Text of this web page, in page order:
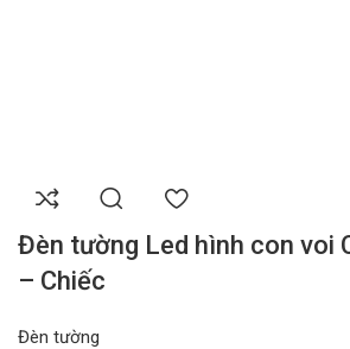
Đèn tường Led hình con voi
– Chiếc
Đèn tường